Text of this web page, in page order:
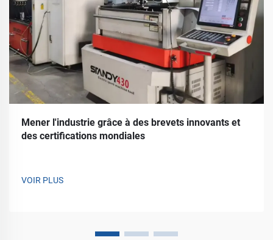
Mener l'industrie grâce à des brevets innovants et
des certifications mondiales
VOIR PLUS